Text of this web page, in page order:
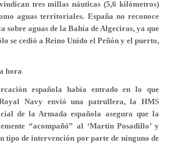
tres millas náuticas (5,6 kilómetros)
aguas territoriales. España no reconoce
sobre aguas de la Bahía de Algeciras, ya que
se cedió a Reino Unido el Peñón y el puerto,
hora
española había entrado en lo que
Navy envió una patrullera, la HMS
de la Armada española asegura que la
“acompañó” al ‘Martín Posadillo’ y
tipo de intervención por parte de ninguno de